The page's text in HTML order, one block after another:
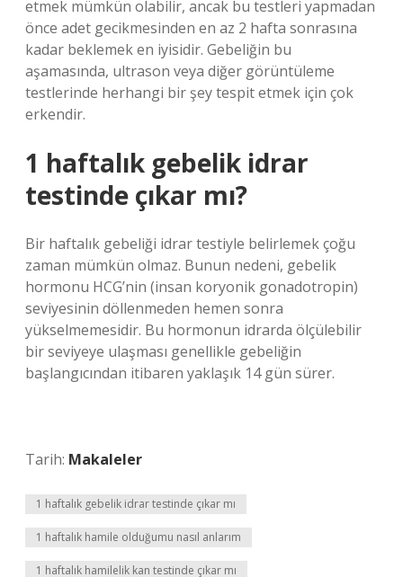
etmek mümkün olabilir, ancak bu testleri yapmadan
önce adet gecikmesinden en az 2 hafta sonrasına
kadar beklemek en iyisidir. Gebeliğin bu
aşamasında, ultrason veya diğer görüntüleme
testlerinde herhangi bir şey tespit etmek için çok
erkendir.
1 haftalık gebelik idrar
testinde çıkar mı?
Bir haftalık gebeliği idrar testiyle belirlemek çoğu
zaman mümkün olmaz. Bunun nedeni, gebelik
hormonu HCG’nin (insan koryonik gonadotropin)
seviyesinin döllenmeden hemen sonra
yükselmemesidir. Bu hormonun idrarda ölçülebilir
bir seviyeye ulaşması genellikle gebeliğin
başlangıcından itibaren yaklaşık 14 gün sürer.
Tarih: Makaleler
1 haftalık gebelik idrar testinde çıkar mı
1 haftalık hamile olduğumu nasıl anlarım
1 haftalık hamilelik kan testinde çıkar mı